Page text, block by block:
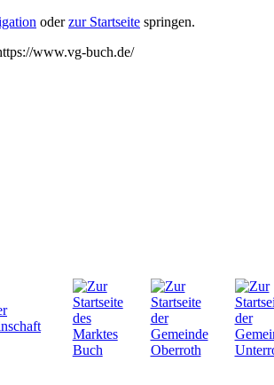
oderzur Startseite springen.
www.vg-buch.de/